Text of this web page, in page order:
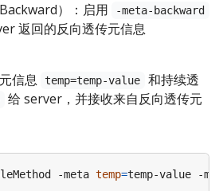
）：启用
-meta-backward
返回的反向透传元信息
信息
temp=temp-value
和持续透
给 server，并接收来自反向透传元
-meta temp=temp-value -